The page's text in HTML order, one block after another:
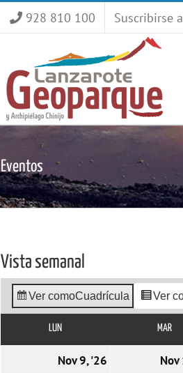
928 810 100 Suscribirse
Eventos
Vista semanal
Ver comoCuadrícula Ver
LUNLUNES MAR
Nov 9, '26 09/11/2026